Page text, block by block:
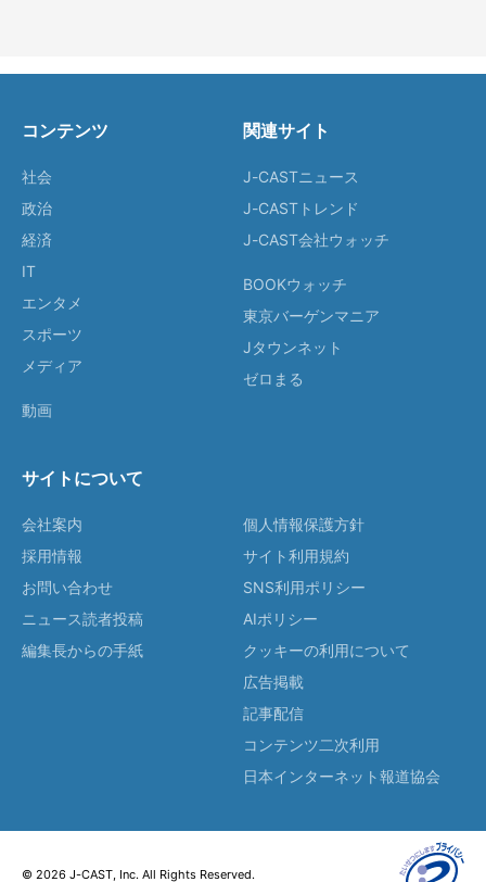
コンテンツ
社会
政治
経済
IT
エンタメ
スポーツ
メディア
動画
関連サイト
J-CASTニュース
J-CASTトレンド
J-CAST会社ウォッチ
BOOKウォッチ
東京バーゲンマニア
Jタウンネット
ゼロまる
サイトについて
会社案内
採用情報
お問い合わせ
ニュース読者投稿
編集長からの手紙
個人情報保護方針
サイト利用規約
SNS利用ポリシー
AIポリシー
クッキーの利用について
広告掲載
記事配信
コンテンツ二次利用
日本インターネット報道協会
© 2026 J-CAST, Inc. All Rights Reserved.